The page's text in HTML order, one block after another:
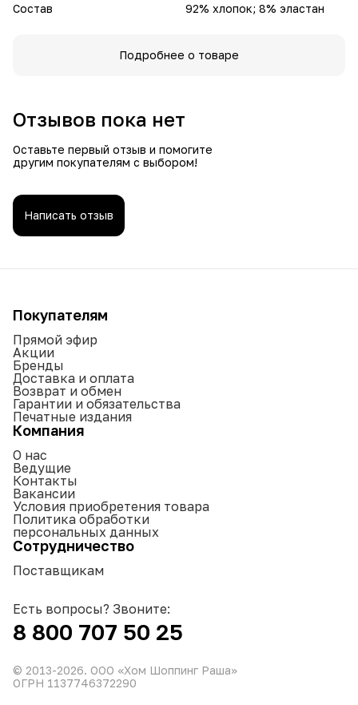
Состав 92% хлопок; 8% эластан
Подробнее о товаре
Отзывов пока нет
Оставьте первый отзыв и помогите
другим покупателям с выбором!
Написать отзыв
Покупателям
Прямой эфир
Акции
Бренды
Доставка и оплата
Возврат и обмен
Гарантии и обязательства
Печатные издания
Компания
О нас
Ведущие
Контакты
Вакансии
Условия приобретения товара
Политика обработки
персональных данных
Сотрудничество
Поставщикам
Есть вопросы? Звоните:
8 800 707 50 25
© 2013-2026. ООО «Хом Шоппинг Раша»
ОГРН 1137746372290